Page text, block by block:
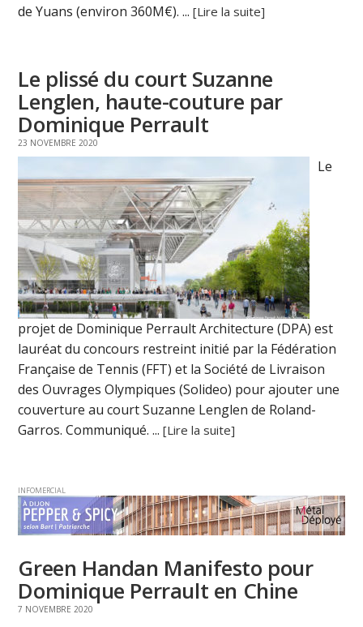
de Yuans (environ 360M€). ...[Lire la suite]
Le plissé du court Suzanne
Lenglen, haute-couture par
Dominique Perrault
23 NOVEMBRE 2020
Le
projet de Dominique Perrault Architecture (DPA) est
lauréat du concours restreint initié par la Fédération
Française de Tennis (FFT) et la Société de Livraison
des Ouvrages Olympiques (Solideo) pour ajouter une
couverture au court Suzanne Lenglen de Roland-
Garros. Communiqué. ...[Lire la suite]
INFOMERCIAL
Green Handan Manifesto pour
Dominique Perrault en Chine
7 NOVEMBRE 2020